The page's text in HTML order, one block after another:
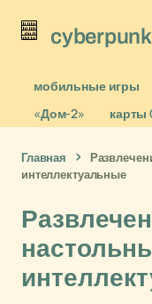
мобильные игры
«Дом-2»
карты
Главная
интеллектуальные